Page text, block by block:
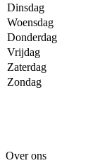
Dinsdag
Woensdag
Donderdag
Vrijdag
Zaterdag
Zondag
Over ons